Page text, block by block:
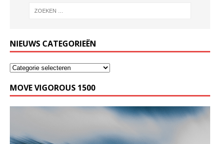
NIEUWS CATEGORIEËN
MOVE VIGOROUS 1500